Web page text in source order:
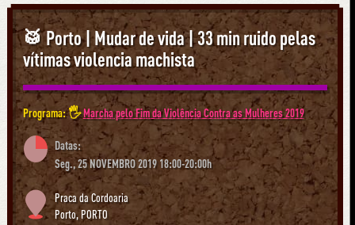
🥁 Porto | Mudar de vida | 33 min ruido pelas
vítimas violencia machista
Programa: 🖐Marcha pelo Fim da Violência Contra as Mulheres 2019
Datas:
Seg., 25 NOVEMBRO 2019 18:00-20:00h
Praca da Cordoaria
Porto, PORTO